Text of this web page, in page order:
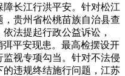
长江行洪平安。针对松江
贵州省松桃苗族自治县查
法提起行政公益诉讼，
弭平安现患。最高检摆设开
视专项勾当。针对不法侵
违规终结施行问题，江苏